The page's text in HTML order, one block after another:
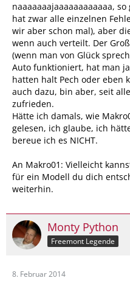
naaaaaaajaaaaaaaaaaaa,
hat zwar alle einzelnen
wir aber schon mal), aber
wenn auch verteilt. Der
(wenn man von Glück
Auto funktioniert, hat man
hatten halt Pech oder eben
auch dazu, bin aber, seit
zufrieden.
Hätte ich damals, wie
gelesen, ich glaube, ich
bereue ich es NICHT.
An Makro01: Vielleicht
für ein Modell du dich
weiterhin.
Monty Python
Freemont Legende
8. Februar 2014